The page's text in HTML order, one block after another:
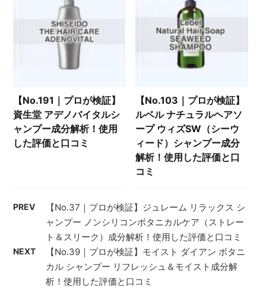
【No.191｜プロが検証】
資生堂 アデノバイタルシ
ャンプー成分解析！使用
した評価と口コミ
【No.103｜プロが検証】
ルベル ナチュラルヘアソ
ープ ウィズSW（シーウ
ィード）シャンプー成分
解析！使用した評価と口
コミ
PREV
【No.37｜プロが検証】ジュレーム リラックス シ
ャンプー ノンシリコンボタニカルケア（ストレー
ト＆スリーク）成分解析！使用した評価と口コミ
NEXT
【No.39｜プロが検証】モイスト ダイアン ボタニ
カル シャンプー リフレッシュ＆モイスト成分解
析！使用した評価と口コミ